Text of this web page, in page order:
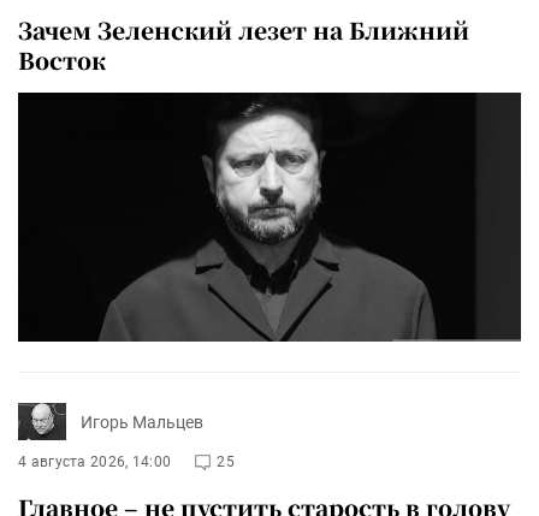
Зачем Зеленский лезет на Ближний
Восток
Игорь Мальцев
4 августа 2026, 14:00 25
Главное – не пустить старость в голову